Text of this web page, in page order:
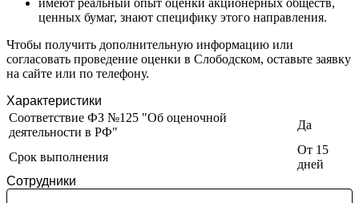
имеют реальный опыт оценки акционерных обществ,
ценных бумаг, знают специфику этого направления.
Чтобы получить дополнительную информацию или
согласовать проведение оценки в Слободском, оставьте заявку
на сайте или по телефону.
Характеристики
Соответствие ФЗ №125 "Об оценочной
деятельности в РФ"
Да
Срок выполнения
От 15
дней
Сотрудники
Ивантеевка
Изобильный
Ипатово
Ирбит
Иркутск
Искитим
Истра
Ишим
Йошкар-Ола